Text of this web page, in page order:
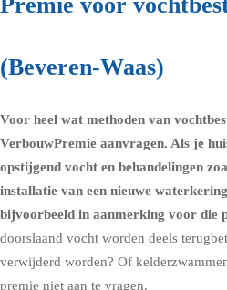
(Beveren-Waas)
Voor heel wat methoden van
VerbouwPremie aanvragen. Als je
opstijgend vocht en behandelingen
installatie van een nieuwe
bijvoorbeeld in aanmerking voor die
doorslaand vocht worden deels
verwijderd worden? Of
premie niet aan te vragen.